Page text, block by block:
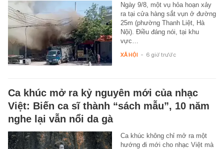
Ngày 9/8, một vụ hỏa hoạn xảy
ra tại cửa hàng sắt vụn ở đường
25m (phường Thanh Liệt, Hà
Nội). Điều đáng nói, tại khu
vực…
XÃ HỘI - 6 giờ trước
Ca khúc mở ra kỷ nguyên mới của nhạc
Việt: Biến ca sĩ thành “sách mẫu”, 10 năm
nghe lại vẫn nổi da gà
Ca khúc không chỉ mở ra một
hướng đi mới cho nhạc Việt mà